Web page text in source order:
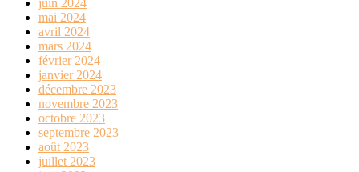
mai 2024
avril 2024
mars 2024
février 2024
janvier 2024
décembre 2023
novembre 2023
octobre 2023
septembre 2023
août 2023
juillet 2023